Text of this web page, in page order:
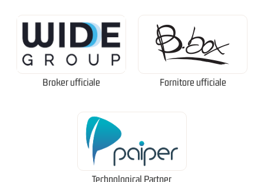
Broker ufficiale Fornitore ufficiale
Technological Partner